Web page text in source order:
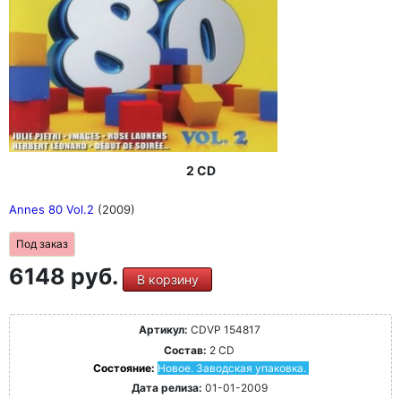
2 CD
Annes 80 Vol.2 (2009)
Под заказ
6148 руб. В корзину
Артикул: CDVP 154817
Состав: 2 CD
Состояние: Новое. Заводская упаковка.
Дата релиза: 01-01-2009